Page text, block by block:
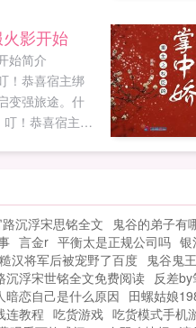
己的目的。
又被赐婚给
发的没想到油
彼此的退婚大
娇妻，别忘记
影开始
始简介
！恭喜宿主绑
变强旅途。什
！恭喜宿主获
沉浮宋思铭全文 鬼谷的弟子有
言金r 平衡太是正规公司吗 银
汉将军后被宠野了百度 鬼谷鬼王
沉浮宋世铭全文免费阅读 反差by
暗恋自己是什么原因 田螺姑娘
连教程 吃货游戏 吃货模式手机